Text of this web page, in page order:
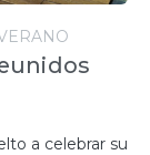
a celebrar su